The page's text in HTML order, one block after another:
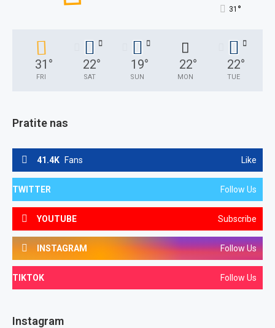
31 °
31 °
FRI
22°
SAT
19°
SUN
22°
MON
22°
TUE
Pratite nas
41.4K Fans Like
TWITTER Follow Us
YOUTUBE Subscribe
INSTAGRAM Follow Us
TIKTOK Follow Us
Instagram